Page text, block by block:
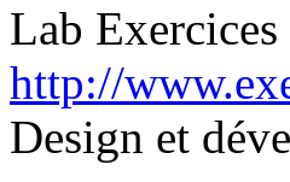
Lab
http://
Design et